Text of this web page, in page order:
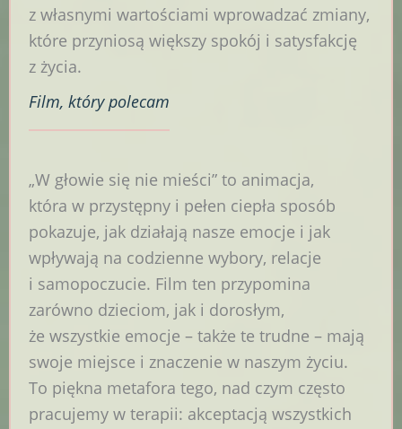
z własnymi wartościami wprowadzać zmiany,
które przyniosą większy spokój i satysfakcję
z życia.
Film, który polecam
„W głowie się nie mieści” to animacja,
która w przystępny i pełen ciepła sposób
pokazuje, jak działają nasze emocje i jak
wpływają na codzienne wybory, relacje
i samopoczucie. Film ten przypomina
zarówno dzieciom, jak i dorosłym,
że wszystkie emocje – także te trudne – mają
swoje miejsce i znaczenie w naszym życiu.
To piękna metafora tego, nad czym często
pracujemy w terapii: akceptacją wszystkich